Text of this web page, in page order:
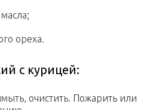
ореха.
с курицей:
очистить. Пожарить или